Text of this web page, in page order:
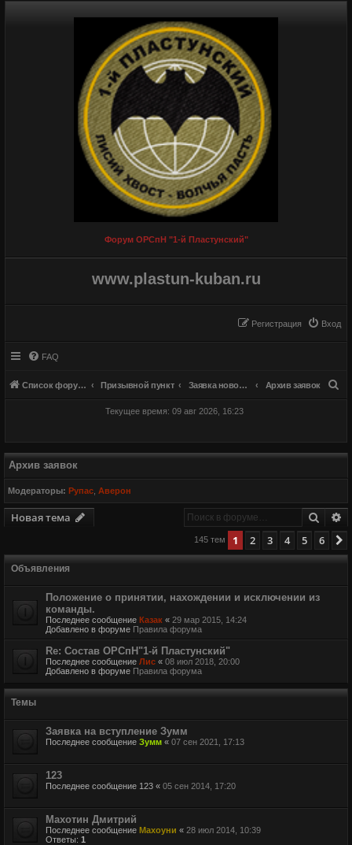
Форум ОРСпН "1-й Пластунский"
www.plastun-kuban.ru
Вход
Регистрация
FAQ
Список форумов Призывной пункт Заявка новобранца Архив заявок
Текущее время: 09 авг 2026, 16:23
Архив заявок
Модераторы: Рупас ,Аверон
Новая тема Поиск
145 тем 1 2 3 4 5 6
Объявления
Положение о принятии, нахождении и исключении из
команды.
Последнее сообщение Казак « 29 мар 2015, 14:24
Добавлено в форуме Правила форума
Re: Состав ОРСпН"1-й Пластунский"
Последнее сообщение Лис « 08 июл 2018, 20:00
Добавлено в форуме Правила форума
Темы
Заявка на вступление Зумм
Последнее сообщение Зумм « 07 сен 2021, 17:13
123
Последнее сообщение 123 « 05 сен 2014, 17:20
Махотин Дмитрий
Последнее сообщение Махоуни « 28 июл 2014, 10:39
Ответы: 1